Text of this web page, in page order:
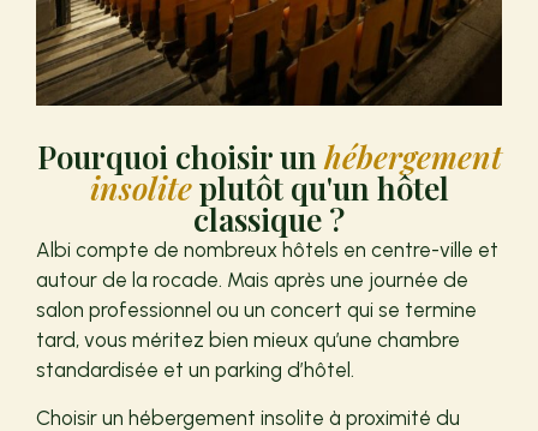
Pourquoi choisir unhébergement
insoliteplutôt qu'un hôtel
classique ?
Albi compte de nombreux hôtels en centre-ville et
autour de la rocade. Mais après une journée de
salon professionnel ou un concert qui se termine
tard, vous méritez bien mieux qu’une chambre
standardisée et un parking d’hôtel.
Choisir un hébergement insolite à proximité du